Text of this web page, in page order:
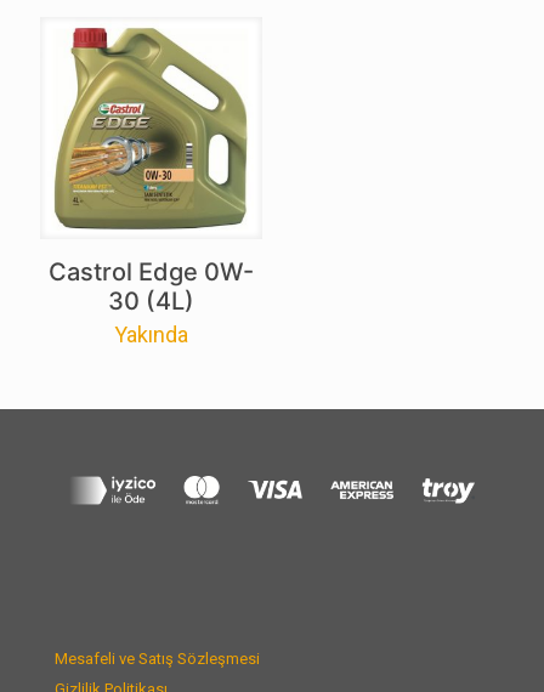
Castrol Edge 0W-
30 (4L)
Yakında
Mesafeli ve Satış Sözleşmesi